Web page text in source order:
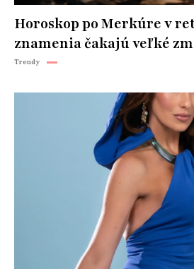
Horoskop po Merkúre v
znamenia čakajú veľké
Trendy